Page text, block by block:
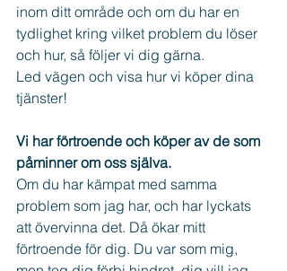
inom ditt område och om du har en
tydlighet kring vilket problem du löser
och hur, så följer vi dig gärna.
Led vägen och visa hur vi köper dina
tjänster!
Vi har förtroende och köper av de som
påminner om oss själva.
Om du har kämpat med samma
problem som jag har, och har lyckats
att övervinna det. Då ökar mitt
förtroende för dig. Du var som mig,